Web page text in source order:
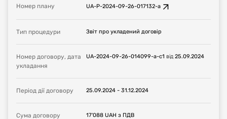
Номер плану UA-P-2024-09-26-017132-a
Тип процедури Звіт про укладений договір
Номер договору, дата
укладання
UA-2024-09-26-014099-a-c1 від 25.09.2024
Період дії договору 25.09.2024 - 31.12.2024
Сума договору 17'088 UAH з ПДВ